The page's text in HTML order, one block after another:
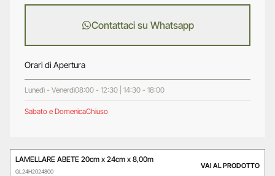
Contattaci su Whatsapp
Orari di Apertura
Lunedì - Venerdì08:00 - 12:30 | 14:30 - 18:00
Sabato e DomenicaChiuso
LAMELLARE ABETE 20cm x 24cm x 8,00m
GL24H2024800
VAI AL PRODOTTO